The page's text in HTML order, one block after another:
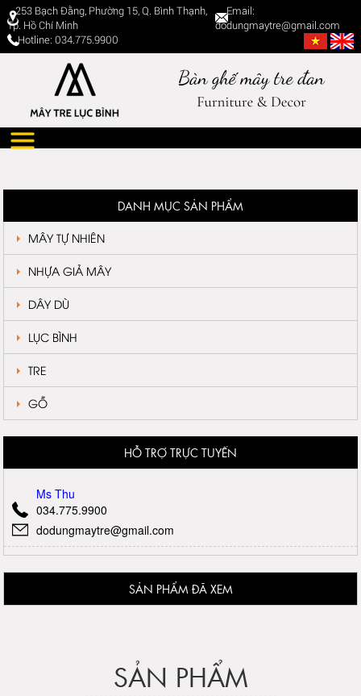
253 Bạch Đằng, Phường 15, Q. Bình Thạnh,
Tp. Hồ Chí Minh
Email:
dodungmaytre@gmail.com
Hotline: 034.775.9900
DANH MỤC SẢN PHẨM
MÂY TỰ NHIÊN
NHỰA GIẢ MÂY
DÂY DÙ
LỤC BÌNH
TRE
GỖ
HỖ TRỢ TRỰC TUYẾN
Ms Thu
034.775.9900
dodungmaytre@gmail.com
SẢN PHẨM ĐÃ XEM
SẢN PHẨM